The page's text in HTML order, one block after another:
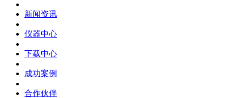
新闻资讯
仪器中心
下载中心
成功案例
合作伙伴